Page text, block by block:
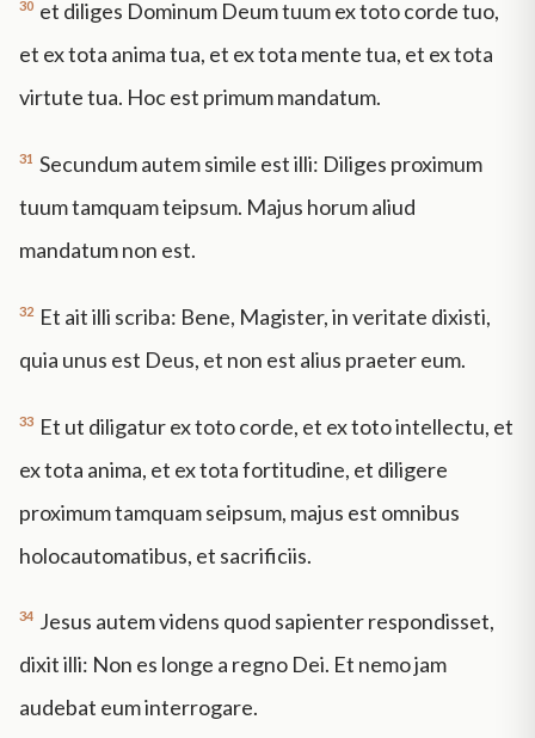
30 et diliges Dominum Deum tuum ex toto corde tuo,
et ex tota anima tua, et ex tota mente tua, et ex tota
virtute tua. Hoc est primum mandatum.
31 Secundum autem simile est illi: Diliges proximum
tuum tamquam teipsum. Majus horum aliud
mandatum non est.
32 Et ait illi scriba: Bene, Magister, in veritate dixisti,
quia unus est Deus, et non est alius praeter eum.
33 Et ut diligatur ex toto corde, et ex toto intellectu, et
ex tota anima, et ex tota fortitudine, et diligere
proximum tamquam seipsum, majus est omnibus
holocautomatibus, et sacrificiis.
34 Jesus autem videns quod sapienter respondisset,
dixit illi: Non es longe a regno Dei. Et nemo jam
audebat eum interrogare.